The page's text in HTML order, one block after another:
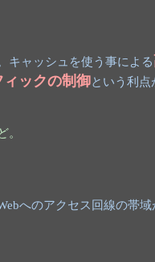
キャッシュを使う事による
ィックの制御という利点
。
へのアクセス回線の帯